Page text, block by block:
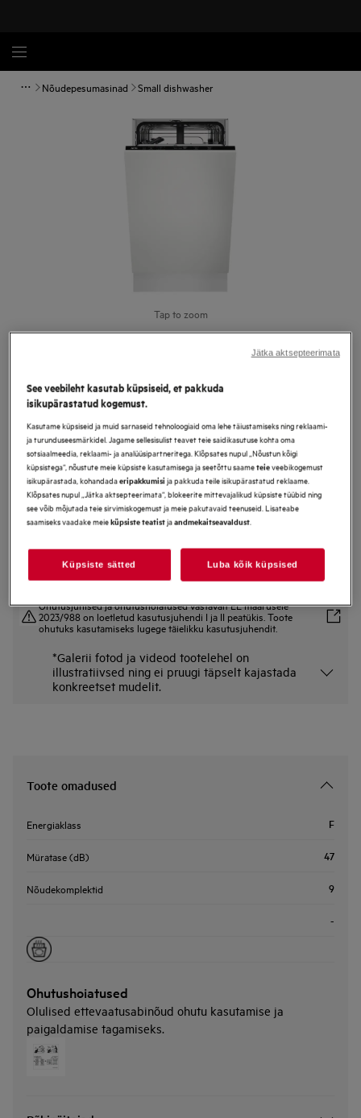
Nõudepesumasinad Small dishwasher
Tap to zoom
Integreeritud Nõudepesumasin 44.6
cm 5000 Seeria AirDry
Tootekirjeldus
Eelised
AirDry avab automaatselt ukse, et kuivatada nõusid õhuvooluga
Loomulik õhuvoog Airdry'ga
Topelt-pihustikonsoolidega jõuab vesi nõudeni paremini.
Ohutusjuhised ja ohutushoiatused vastavalt EL määrusele
2023/988 on loetletud kasutusjuhendi I ja II peatükis. Toote
ohutuks kasutamiseks lugege täielikku kasutusjuhendit.
*Galerii fotod ja videod tootelehel on
illustratiivsed ning ei pruugi täpselt kajastada
konkreetset mudelit.
Toote omadused
Energiaklass F
Müratase (dB) 47
Nõudekomplektid 9
-
Ohutushoiatused
Olulised ettevaatusabinõud ohutu kasutamise ja
paigaldamise tagamiseks.
See veebileht kasutab küpsiseid, et pakkuda
isikupärastatud kogemust.
Kasutame küpsiseid ja muid sarnaseid tehnoloogiaid oma lehe täiustamiseks ning reklaami-
ja turunduseesmärkidel. Jagame sellesisulist teavet teie saidikasutuse kohta oma
sotsiaalmeedia, reklaami- ja analüüsipartneritega. Klõpsates nupul „Nõustun kõigi
küpsistega“, nõustute meie küpsiste kasutamisega ja seetõttu saameteieveebikogemust
isikupärastada, kohandadaeripakkumisija pakkuda teile isikupärastatud reklaame.
Klõpsates nupul „Jätka aktsepteerimata“, blokeerite mittevajalikud küpsiste tüübid ning
see võib mõjutada teie sirvimiskogemust ja meie pakutavaid teenuseid. Lisateabe
saamiseks vaadake meieküpsiste teatistjaandmekaitseavaldust.
Küpsiste sätted Luba kõik küpsised
Jätka aktsepteerimata